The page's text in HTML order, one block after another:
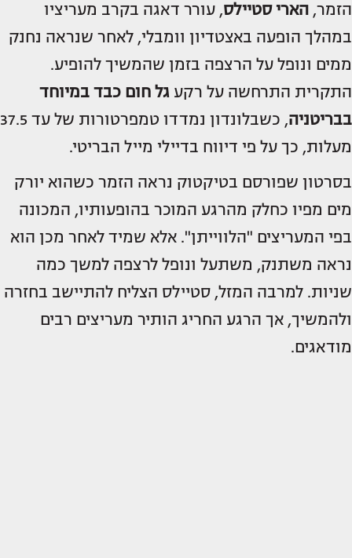
הזמר, הארי סטיילס, עורר דאגה בקרב מעריציו
במהלך הופעה באצטדיון וומבלי, לאחר שנראה נחנק
ממים ונופל על הרצפה בזמן שהמשיך להופיע.
התקרית התרחשה על רקע גל חום כבד במיוחד
בבריטניה
, כשבלונדון נמדדו טמפרטורות של עד 37.5
מעלות, כך על פי דיווח בדיילי מייל הבריטי.
בסרטון שפורסם בטיקטוק נראה הזמר כשהוא יורק
מים מפיו כחלק מהרגע המוכר בהופעותיו, המכונה
בפי המעריצים "הלווייתן". אלא שמיד לאחר מכן הוא
נראה משתנק, משתעל ונופל לרצפה למשך כמה
שניות. למרבה המזל, סטיילס הצליח להתיישב בחזרה
ולהמשיך, אך הרגע החריג הותיר מעריצים רבים
מודאגים.